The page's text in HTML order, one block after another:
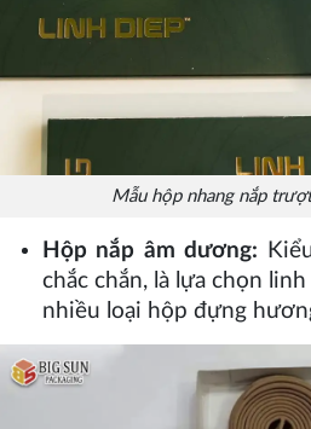
Mẫu hộp nhang nắp
Hộp nắp âm dương:
chắc chắn, là lựa chọn
nhiều loại hộp đựng